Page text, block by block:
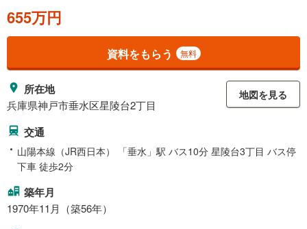
655万円
資料をもらう 無料
所在地
兵庫県神戸市垂水区星陵台2丁目
地図を見る
交通
山陽本線（JR西日本） 「垂水」駅 バス10分 星陵台3丁目 バス停
下車 徒歩2分
築年月
1970年11月（築56年）